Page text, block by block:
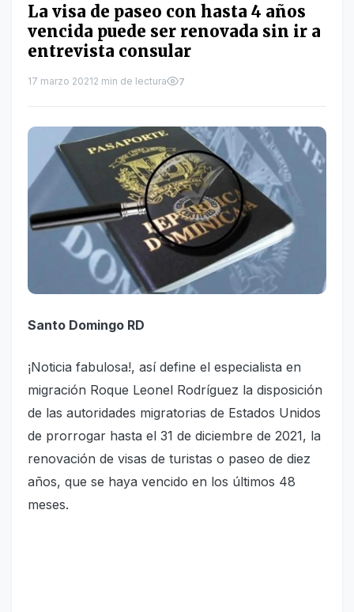
La visa de paseo con hasta 4 años
vencida puede ser renovada sin ir a
entrevista consular
17 marzo 20212 min de lectura 7
Santo Domingo RD
¡Noticia fabulosa!, así define el especialista en
migración Roque Leonel Rodríguez la disposición
de las autoridades migratorias de Estados Unidos
de prorrogar hasta el 31 de diciembre de 2021, la
renovación de visas de turistas o paseo de diez
años, que se haya vencido en los últimos 48
meses.